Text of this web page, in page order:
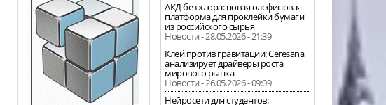
АКД без хлора: новая олефиновая
платформа для проклейки бумаги
из российского сырья
Новости - 28.05.2026 - 21:39
Клей против гравитации: Ceresana
анализирует драйверы роста
мирового рынка
Новости - 26.05.2026 - 09:09
Нейросети для студентов: